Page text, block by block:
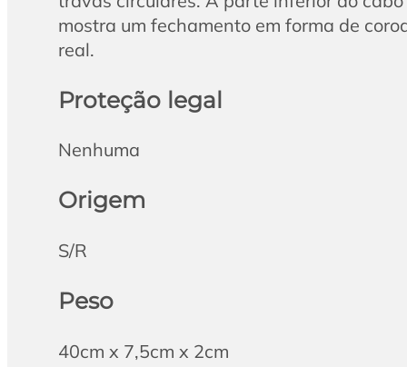
mostra um fechamento em forma de
real.
Proteção legal
Nenhuma
Origem
S/R
Peso
40cm x 7,5cm x 2cm